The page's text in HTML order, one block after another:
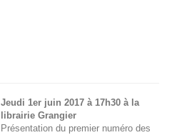
Jeudi 1er juin 2017 à 17h30 à la
librairie Grangier
Présentation du premier numéro des